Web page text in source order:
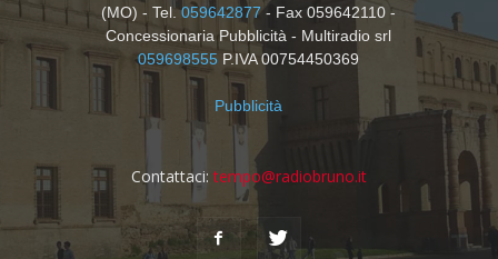
(MO) - Tel.059642877- Fax 059642110 -
Concessionaria Pubblicità - Multiradio srl
059698555 P.IVA 00754450369
Pubblicità
Contattaci: tempo@radiobruno.it